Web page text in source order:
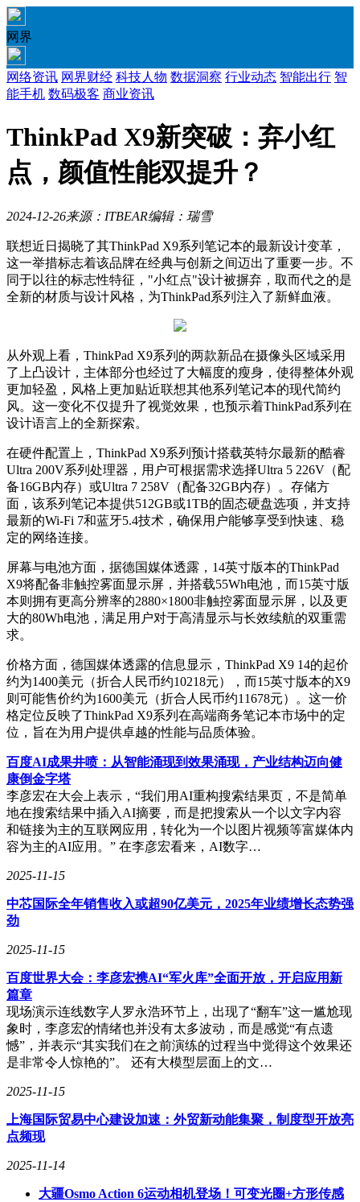
网界
网络资讯 网界财经 科技人物 数据洞察 行业动态 智能出行 智
能手机 数码极客 商业资讯
ThinkPad X9新突破：弃小红
点，颜值性能双提升？
2024-12-26来源：ITBEAR编辑：瑞雪
联想近日揭晓了其ThinkPad X9系列笔记本的最新设计变革，
这一举措标志着该品牌在经典与创新之间迈出了重要一步。不
同于以往的标志性特征，"小红点"设计被摒弃，取而代之的是
全新的材质与设计风格，为ThinkPad系列注入了新鲜血液。
从外观上看，ThinkPad X9系列的两款新品在摄像头区域采用
了上凸设计，主体部分也经过了大幅度的瘦身，使得整体外观
更加轻盈，风格上更加贴近联想其他系列笔记本的现代简约
风。这一变化不仅提升了视觉效果，也预示着ThinkPad系列在
设计语言上的全新探索。
在硬件配置上，ThinkPad X9系列预计搭载英特尔最新的酷睿
Ultra 200V系列处理器，用户可根据需求选择Ultra 5 226V（配
备16GB内存）或Ultra 7 258V（配备32GB内存）。存储方
面，该系列笔记本提供512GB或1TB的固态硬盘选项，并支持
最新的Wi-Fi 7和蓝牙5.4技术，确保用户能够享受到快速、稳
定的网络连接。
屏幕与电池方面，据德国媒体透露，14英寸版本的ThinkPad
X9将配备非触控雾面显示屏，并搭载55Wh电池，而15英寸版
本则拥有更高分辨率的2880×1800非触控雾面显示屏，以及更
大的80Wh电池，满足用户对于高清显示与长效续航的双重需
求。
价格方面，德国媒体透露的信息显示，ThinkPad X9 14的起价
约为1400美元（折合人民币约10218元），而15英寸版本的X9
则可能售价约为1600美元（折合人民币约11678元）。这一价
格定位反映了ThinkPad X9系列在高端商务笔记本市场中的定
位，旨在为用户提供卓越的性能与品质体验。
百度AI成果井喷：从智能涌现到效果涌现，产业结构迈向健
康倒金字塔
李彦宏在大会上表示，“我们用AI重构搜索结果页，不是简单
地在搜索结果中插入AI摘要，而是把搜索从一个以文字内容
和链接为主的互联网应用，转化为一个以图片视频等富媒体内
容为主的AI应用。” 在李彦宏看来，AI数字…
2025-11-15
中芯国际全年销售收入或超90亿美元，2025年业绩增长态势强
劲
2025-11-15
百度世界大会：李彦宏携AI“军火库”全面开放，开启应用新
篇章
现场演示连线数字人罗永浩环节上，出现了“翻车”这一尴尬现
象时，李彦宏的情绪也并没有太多波动，而是感觉“有点遗
憾”，并表示“其实我们在之前演练的过程当中觉得这个效果还
是非常令人惊艳的”。 还有大模型层面上的文…
2025-11-15
上海国际贸易中心建设加速：外贸新动能集聚，制度型开放亮
点频现
2025-11-14
大疆Osmo Action 6运动相机登场！可变光圈+方形传感